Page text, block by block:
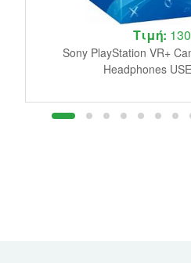
Τιμή:
Sony PlayStation VR+
Headphones